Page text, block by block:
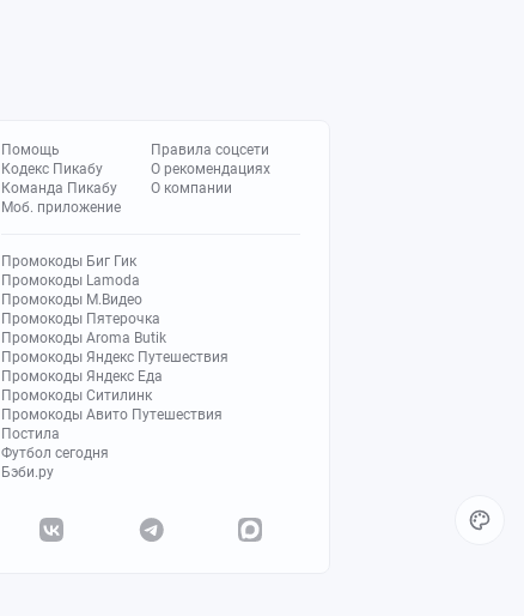
Помощь
Кодекс Пикабу
Команда Пикабу
Моб. приложение
Правила соцсети
О рекомендациях
О компании
Промокоды Биг Гик
Промокоды Lamoda
Промокоды М.Видео
Промокоды Пятерочка
Промокоды Aroma Butik
Промокоды Яндекс Путешествия
Промокоды Яндекс Еда
Промокоды Ситилинк
Промокоды Авито Путешествия
Постила
Футбол сегодня
Бэби.ру